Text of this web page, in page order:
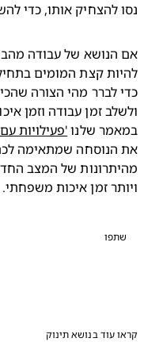
להצחיק אותו, כדי
שלנו 'פעילויות עם
זמן איכות משפחתי.
עוד בנושא תינוק